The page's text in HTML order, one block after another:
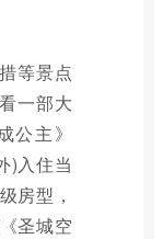
等景点
一部大
公主》
)入住当
房型，
圣城空